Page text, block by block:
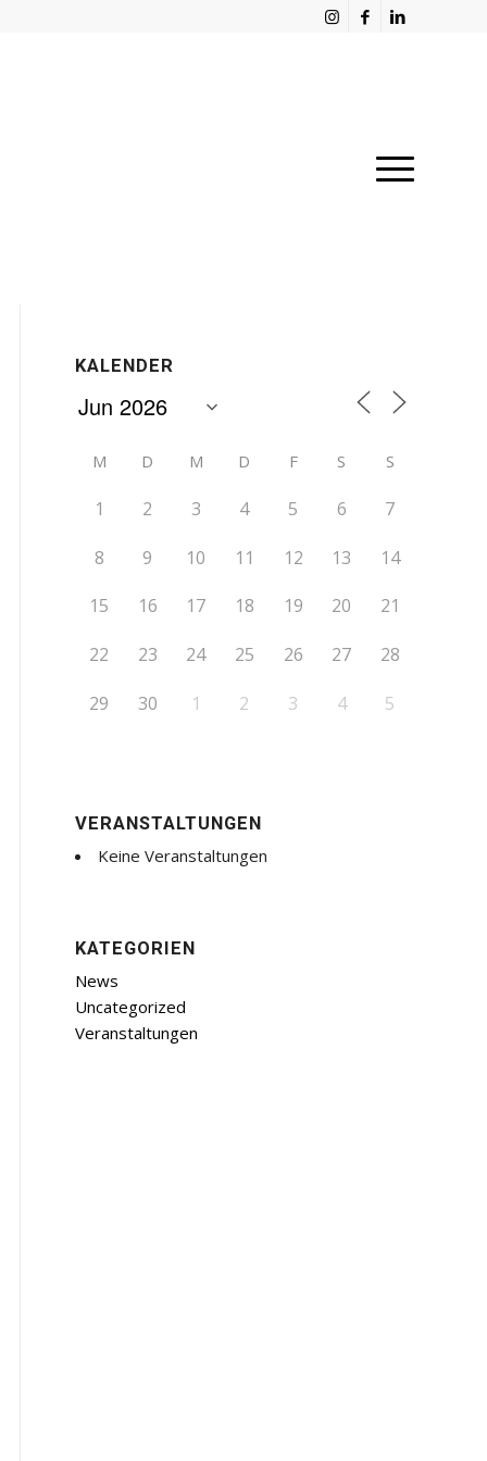
KALENDER
M D M D F S S
1 2 3 4 5 6 7
8 9 10 11 12 13 14
15 16 17 18 19 20 21
22 23 24 25 26 27 28
29 30 1 2 3 4 5
VERANSTALTUNGEN
Keine Veranstaltungen
KATEGORIEN
News
Uncategorized
Veranstaltungen